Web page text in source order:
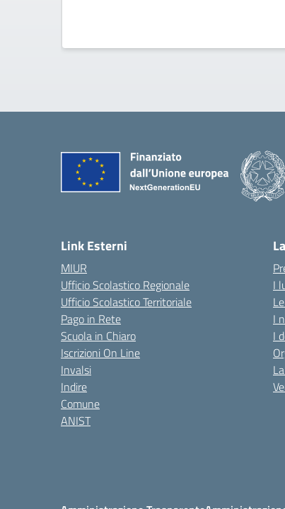
Link Esterni
MIUR
Ufficio Scolastico Regionale
Ufficio Scolastico Territoriale
Pago in Rete
Scuola in Chiaro
Iscrizioni On Line
Invalsi
Indire
Comune
ANIST
I
I
I